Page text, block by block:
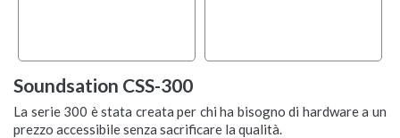
Soundsation CSS-300
La serie 300 è stata creata per chi ha bisogno di hardware a un
prezzo accessibile senza sacrificare la qualità.